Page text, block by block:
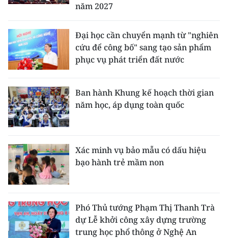
năm 2027
Đại học cần chuyển mạnh từ "nghiên
cứu để công bố" sang tạo sản phẩm
phục vụ phát triển đất nước
Ban hành Khung kế hoạch thời gian
năm học, áp dụng toàn quốc
Xác minh vụ bảo mẫu có dấu hiệu
bạo hành trẻ mầm non
Phó Thủ tướng Phạm Thị Thanh Trà
dự Lễ khởi công xây dựng trường
trung học phổ thông ở Nghệ An